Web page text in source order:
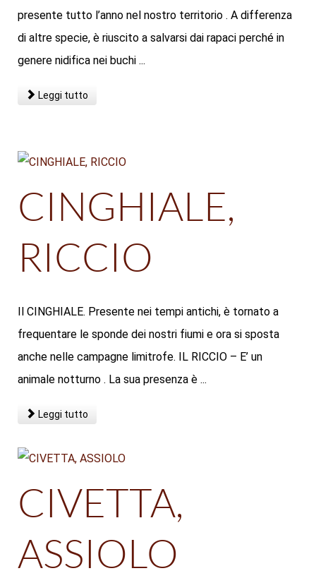
presente tutto l’anno nel nostro territorio . A differenza
di altre specie, è riuscito a salvarsi dai rapaci perché in
genere nidifica nei buchi ...
Leggi tutto
CINGHIALE,
RICCIO
Il CINGHIALE. Presente nei tempi antichi, è tornato a
frequentare le sponde dei nostri fiumi e ora si sposta
anche nelle campagne limitrofe. IL RICCIO – E’ un
animale notturno . La sua presenza è ...
Leggi tutto
CIVETTA,
ASSIOLO